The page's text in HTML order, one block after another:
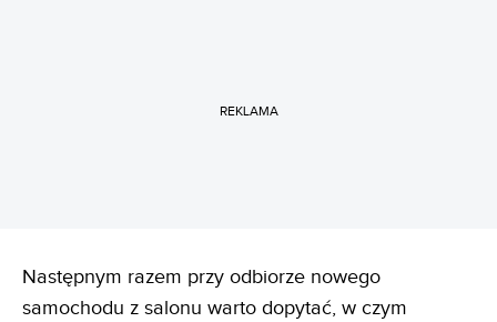
REKLAMA
Następnym razem przy odbiorze nowego
samochodu z salonu warto dopytać, w czym